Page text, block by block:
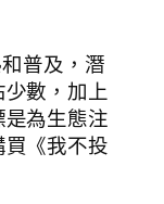
普及，潛
數，加上
為生態注
《我不投